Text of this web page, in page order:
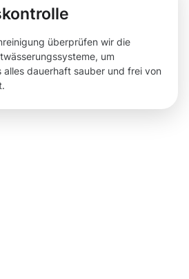
überprüfen wir die
um
alles dauerhaft sauber und frei von